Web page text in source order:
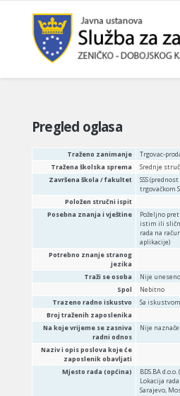
Pregled oglasa
Traženo zanimanje
Trgovac-
Tražena školska sprema
Srednje
Završena škola / fakultet
SSS
trgovačkom
Položen stručni ispit
Posebna znanja i vještine
Poželjno
istim ili
rada na
aplikacije)
Potrebno znanje stranog
jezika
Traži se osoba
Nije uneseno
Spol
Nebitno
Trazeno radno iskustvo
Sa iskustvom
Broj traženih zaposlenika
Na koje vrijeme se zasniva
radni odnos
Nije
Naziv i opis poslova koje će
zaposlenik obavljati
Mjesto rada (općina)
BDS.BA d.o.o.
Lokacija
Sarajevo,